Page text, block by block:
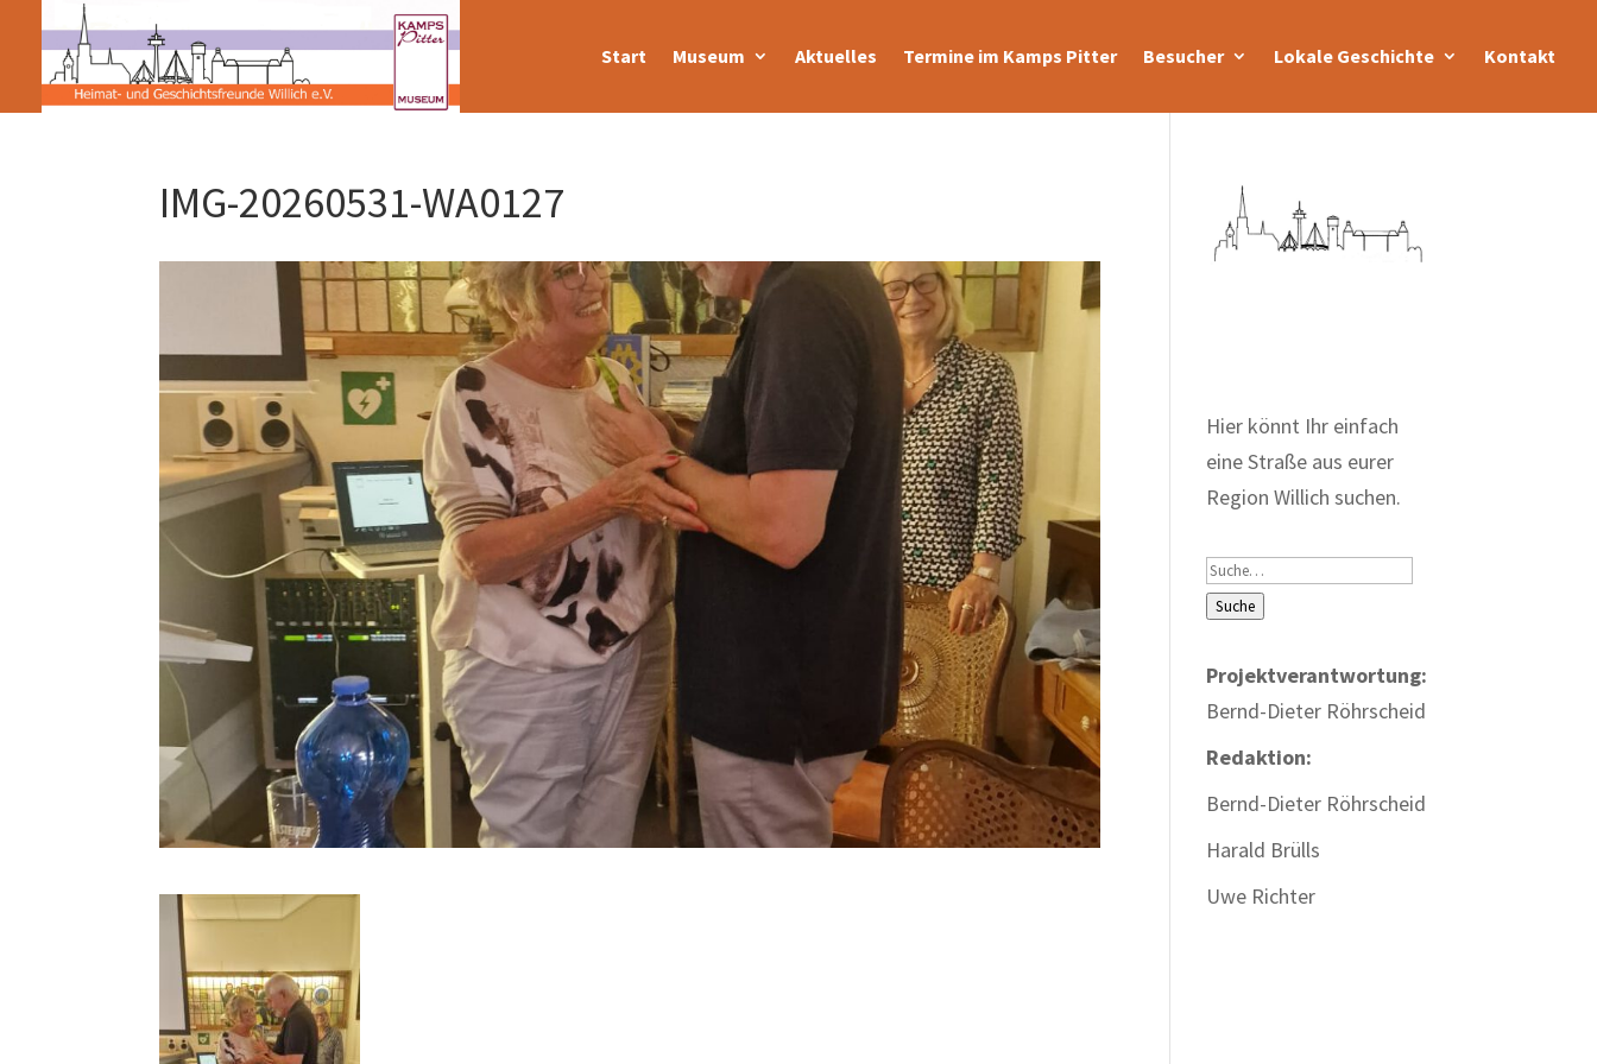
Start Museum Aktuelles Termine im Kamps Pitter Besucher Lokale Geschichte Kontakt
IMG-20260531-WA0127
Hier könnt Ihr einfach
eine Straße aus eurer
Region Willich suchen.
Suche
Suche
Projektverantwortung:
Bernd-Dieter Röhrscheid
Redaktion:
Bernd-Dieter Röhrscheid
Harald Brülls
Uwe Richter